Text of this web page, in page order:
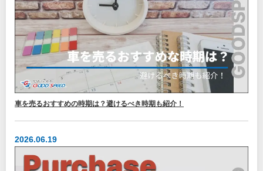
車を売るおすすめの時期は？避けるべき時期も紹介！
2026.06.19